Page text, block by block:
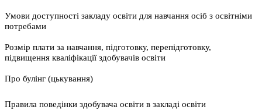
Умови доступності закладу освіти для навчання осіб з освітніми
потребами
Розмір плати за навчання, підготовку, перепідготовку,
підвищення кваліфікації здобувачів освіти
Про булінг (цькування)
Правила поведінки здобувача освіти в закладі освіти